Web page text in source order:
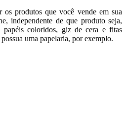
produtos que você vende em sua
independente de que produto seja,
coloridos, giz de cera e fitas
uma papelaria, por exemplo.